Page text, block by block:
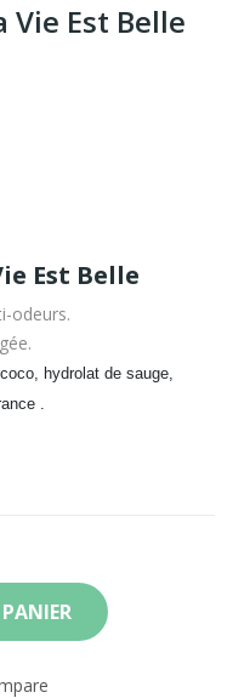
Vie Est Belle
Est Belle
odeurs.
hydrolat de sauge,
.